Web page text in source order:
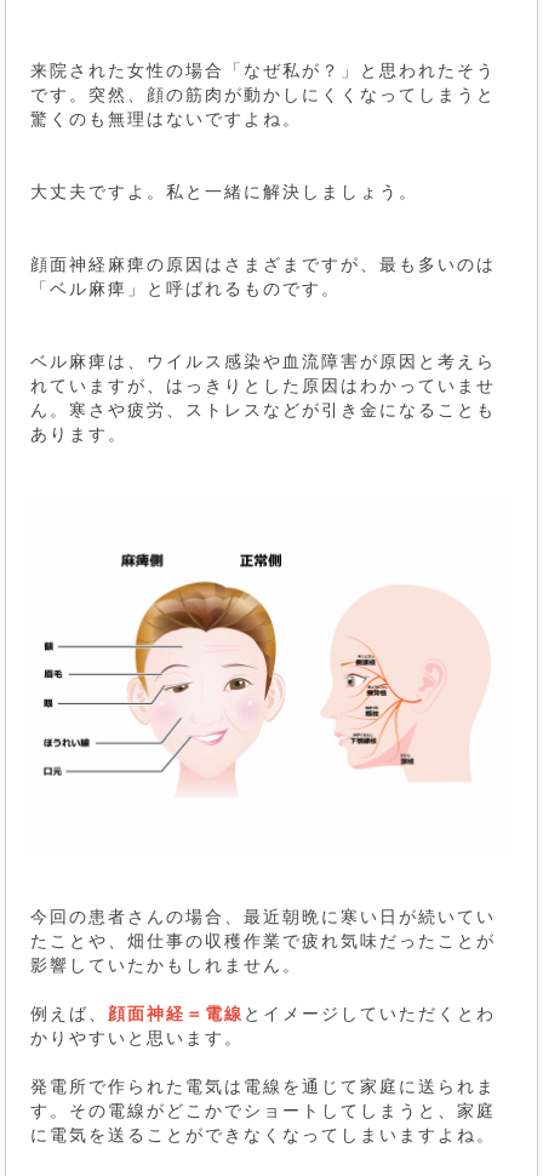
来院された女性の場合「なぜ私が？」と思われたそう
です。突然、顔の筋肉が動かしにくくなってしまうと
驚くのも無理はないですよね。
大丈夫ですよ。私と一緒に解決しましょう。
顔面神経麻痺の原因はさまざまですが、最も多いのは
「ベル麻痺」と呼ばれるものです。
ベル麻痺は、ウイルス感染や血流障害が原因と考えら
れていますが、はっきりとした原因はわかっていませ
ん。寒さや疲労、ストレスなどが引き金になることも
あります。
今回の患者さんの場合、最近朝晩に寒い日が続いてい
たことや、畑仕事の収穫作業で疲れ気味だったことが
影響していたかもしれません。
例えば、 顔面神経＝電線 とイメージしていただくとわ
かりやすいと思います。
発電所で作られた電気は電線を通じて家庭に送られま
す。その電線がどこかでショートしてしまうと、家庭
に電気を送ることができなくなってしまいますよね。